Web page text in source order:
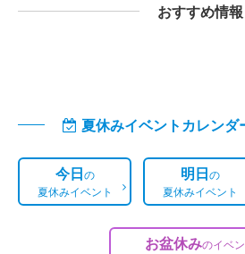
おすすめ情報
夏休みイベントカレンダ
今日の
夏休みイベント
明日の
夏休みイベント
お盆休みのイベ